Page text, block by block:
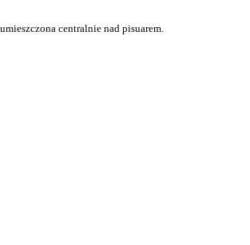
centralnie nad pisuarem.